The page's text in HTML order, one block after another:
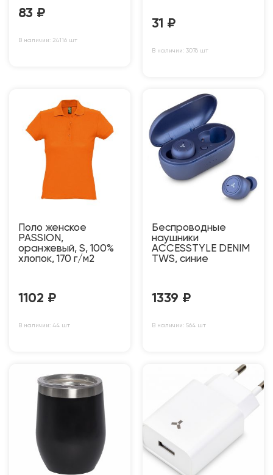
83 ₽
В наличии: 24116 шт
31 ₽
В наличии: 3076 шт
Поло женское
PASSION,
оранжевый, S, 100%
хлопок, 170 г/м2
1102 ₽
В наличии: 44 шт
Беспроводные
наушники
ACCESSTYLE DENIM
TWS, синие
1339 ₽
В наличии: 564 шт